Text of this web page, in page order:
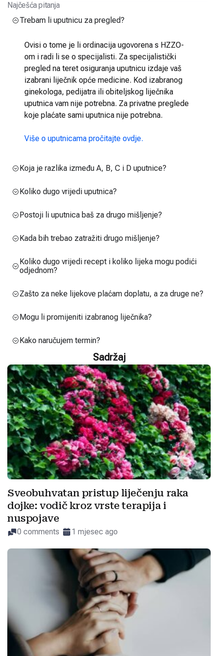
Najčešća pitanja
Trebam li uputnicu za pregled?
Ovisi o tome je li ordinacija ugovorena s HZZO-
om i radi li se o specijalisti. Za specijalistički
pregled na teret osiguranja uputnicu izdaje vaš
izabrani liječnik opće medicine. Kod izabranog
ginekologa, pedijatra ili obiteljskog liječnika
uputnica vam nije potrebna. Za privatne preglede
koje plaćate sami uputnica nije potrebna.
Više o uputnicama pročitajte ovdje.
Koja je razlika između A, B, C i D uputnice?
Koliko dugo vrijedi uputnica?
Postoji li uputnica baš za drugo mišljenje?
Kada bih trebao zatražiti drugo mišljenje?
Koliko dugo vrijedi recept i koliko lijeka mogu podići
odjednom?
Zašto za neke lijekove plaćam doplatu, a za druge ne?
Mogu li promijeniti izabranog liječnika?
Kako naručujem termin?
Sadržaj
Sveobuhvatan pristup liječenju raka
dojke: vodič kroz vrste terapija i
nuspojave
0 comments 1 mjesec ago